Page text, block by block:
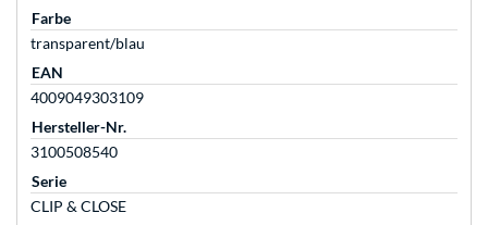
Farbe
transparent/blau
EAN
4009049303109
Hersteller-Nr.
3100508540
Serie
CLIP & CLOSE